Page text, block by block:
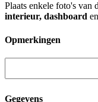
Plaats enkele foto's van
interieur, dashboard
Opmerkingen
Gegevens